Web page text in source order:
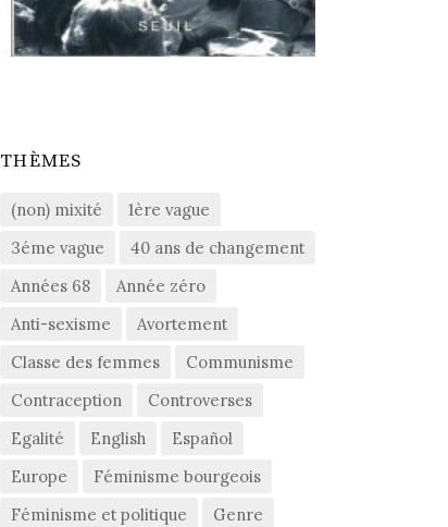
THÈMES
(non) mixité
1ère vague
3éme vague
40 ans de changement
Années 68
Année zéro
Anti-sexisme
Avortement
Classe des femmes
Communisme
Contraception
Controverses
Egalité
English
Español
Europe
Féminisme bourgeois
Féminisme et politique
Genre